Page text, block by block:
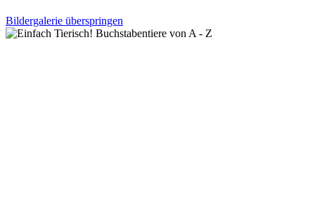
Bildergalerie überspringen